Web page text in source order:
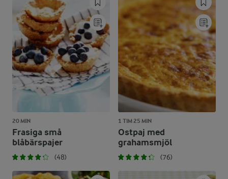
20 MIN
Frasiga små
blåbärspajer
(48)
1 TIM 25 MIN
Ostpaj med
grahamsmjöl
(76)